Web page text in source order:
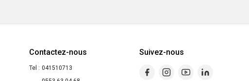
Contactez-nous
Tel : 041510713
Suivez-nous